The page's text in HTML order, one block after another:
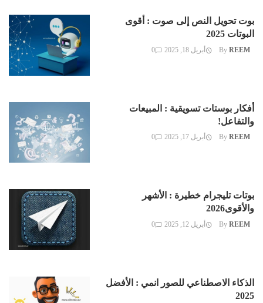
بوت تحويل النص إلى صوت : أقوى
البوتات 2025
By REEM أبريل 18, 2025 0
أفكار بوستات تسويقية : المبيعات
والتفاعل!
By REEM أبريل 17, 2025 0
بوتات تليجرام خطيرة : الأشهر
والأقوى2026
By REEM أبريل 12, 2025 0
الذكاء الاصطناعي للصور انمي : الأفضل
2025